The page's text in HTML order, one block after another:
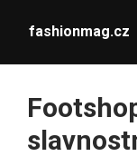
fashionmag.cz